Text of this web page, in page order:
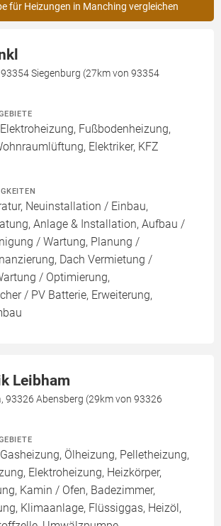
für Heizungen in Manching vergleichen
Siegenburg (27km von 93354
Fußbodenheizung,
Elektriker, KFZ
Neuinstallation / Einbau,
Anlage & Installation, Aufbau /
/ Wartung, Planung /
Dach Vermietung /
/ Optimierung,
/ PV Batterie, Erweiterung,
Leibham
93326 Abensberg (29km von 93326
Ölheizung, Pelletheizung,
Elektroheizung, Heizkörper,
Kamin / Ofen, Badezimmer,
Klimaanlage, Flüssiggas, Heizöl,